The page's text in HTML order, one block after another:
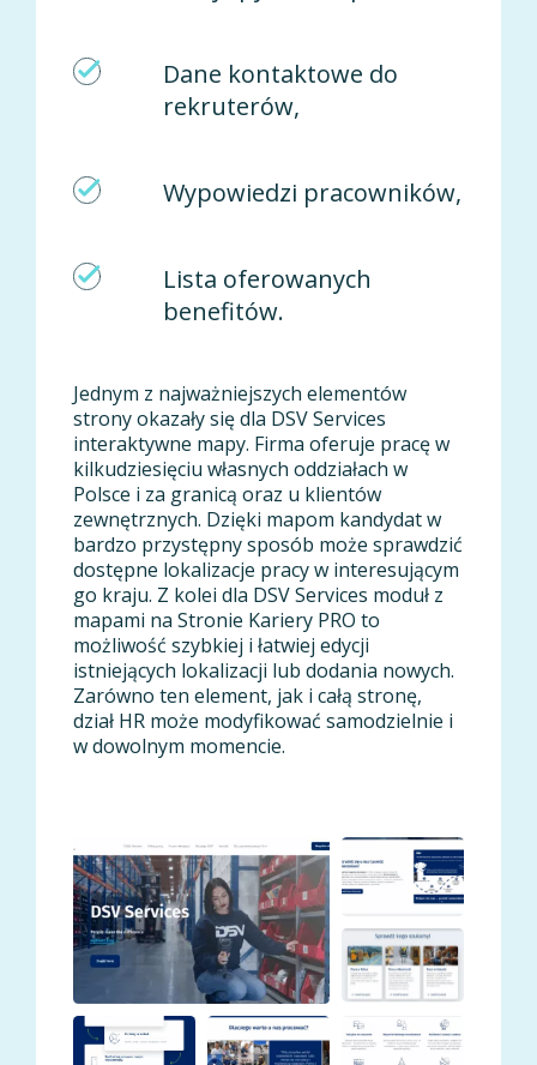
Dane kontaktowe do
rekruterów,
Wypowiedzi pracowników,
Lista oferowanych
benefitów.
Jednym z najważniejszych elementów
strony okazały się dla DSV Services
interaktywne mapy. Firma oferuje pracę w
kilkudziesięciu własnych oddziałach w
Polsce i za granicą oraz u klientów
zewnętrznych. Dzięki mapom kandydat w
bardzo przystępny sposób może sprawdzić
dostępne lokalizacje pracy w interesującym
go kraju. Z kolei dla DSV Services moduł z
mapami na Stronie Kariery PRO to
możliwość szybkiej i łatwiej edycji
istniejących lokalizacji lub dodania nowych.
Zarówno ten element, jak i całą stronę,
dział HR może modyfikować samodzielnie i
w dowolnym momencie.